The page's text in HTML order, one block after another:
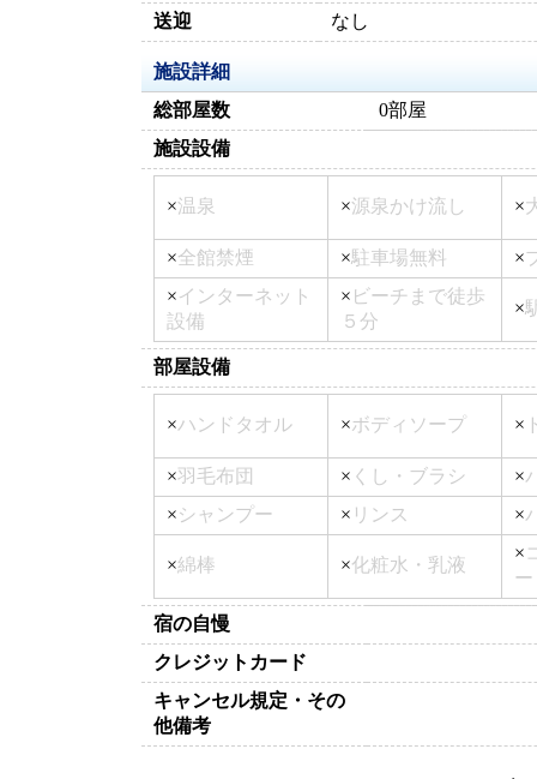
送迎
なし
施設詳細
総部屋数
0部屋
施設設備
×温泉 ×源泉かけ流し ×
×全館禁煙 ×駐車場無料 ×
×インターネット
設備
× ビーチまで徒歩
５分
×
部屋設備
×ハンドタオル ×ボディソープ ×
×羽毛布団 × くし・ブラシ ×
×シャンプー × リンス ×
×綿棒 ×化粧水・乳液
×
ー
宿の自慢
クレジットカード
キャンセル規定・その
他備考